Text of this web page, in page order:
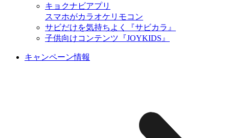
キョクナビアプリ
スマホがカラオケリモコン
サビだけを気持ちよく『サビカラ』
子供向けコンテンツ『JOYKIDS』
キャンペーン情報